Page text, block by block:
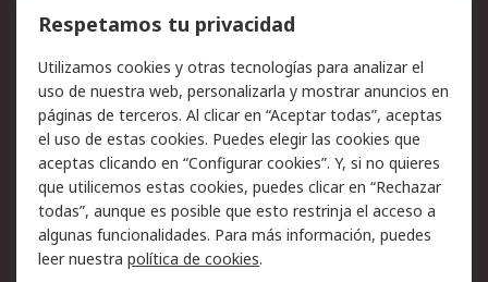
Cómo realizar pedidos
Devoluciones
Facturación y pago
Ofertas
Soporte técnico
Legal
Aviso legal
Política de privacidad -
Actualizada
Política sobre cookies
Seguridad de emails
Certificaciones de
Condiciones de venta
Respetamos tu privacidad
Utilizamos cookies y otras tecnologías para analizar el
uso de nuestra web, personalizarla y mostrar anuncios en
páginas de terceros. Al clicar en “Aceptar todas”, aceptas
el uso de estas cookies. Puedes elegir las cookies que
aceptas clicando en “Configurar cookies”. Y, si no quieres
que utilicemos estas cookies, puedes clicar en “Rechazar
todas”, aunque es posible que esto restrinja el acceso a
algunas funcionalidades. Para más información, puedes
leer nuestra política de cookies.